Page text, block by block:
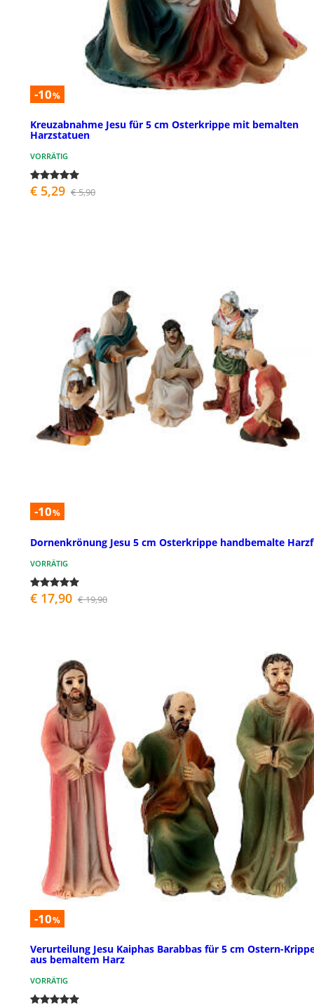
-10%
Kreuzabnahme Jesu für 5 cm Osterkrippe mit bemalten
Harzstatuen
VORRÄTIG
€ 5,29 € 5,90
-10%
Dornenkrönung Jesu 5 cm Osterkrippe handbemalte
VORRÄTIG
€ 17,90 € 19,90
-10%
Verurteilung Jesu Kaiphas Barabbas für 5 cm Ostern-
aus bemaltem Harz
VORRÄTIG